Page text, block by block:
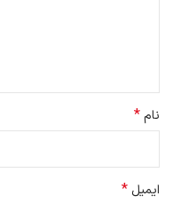
نام*
ایمیل *